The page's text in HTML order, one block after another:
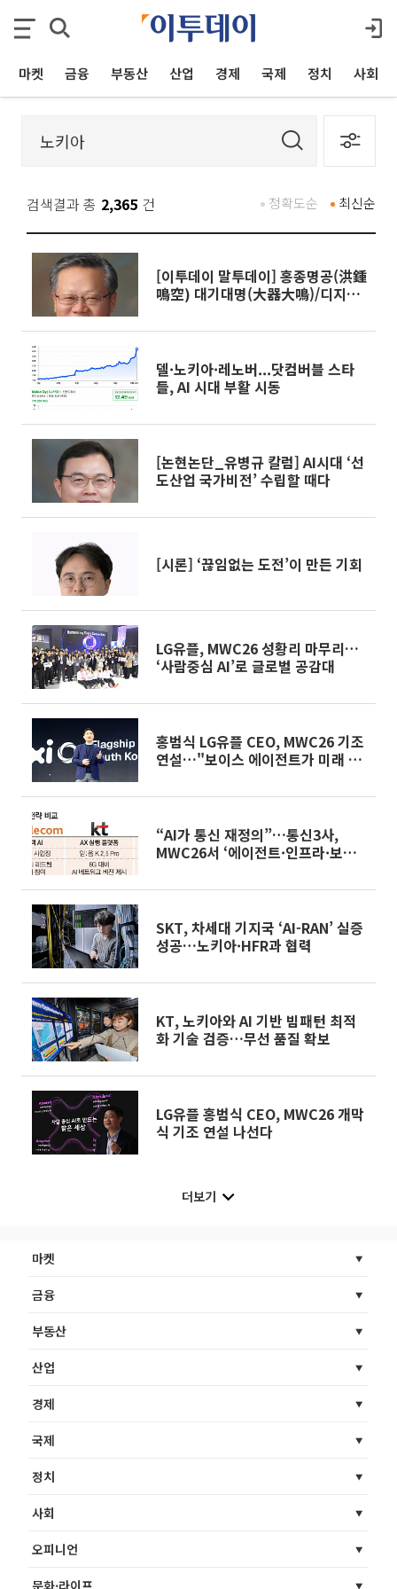
마켓 금융 부동산 산업 경제 국제 정치 사회
검색결과 총 2,365 건 최신순
정확도순
[이투데이 말투데이] 홍종명공(洪鍾
鳴空) 대기대명(大器大鳴)/디지털
델·노키아·레노버...닷컴버블 스타
들, AI 시대 부활 시동
[논현논단_유병규 칼럼] AI시대 ‘선
도산업 국가비전’ 수립할 때다
[시론] ‘끊임없는 도전’이 만든 기회
LG유플, MWC26 성황리 마무리…
‘사람중심 AI’로 글로벌 공감대
홍범식 LG유플 CEO, MWC26 기조
연설…"보이스 에이전트가 미래 소
“AI가 통신 재정의”…통신3사,
MWC26서 ‘에이전트·인프라·보
SKT, 차세대 기지국 ‘AI-RAN’ 실증
성공…노키아·HFR과 협력
KT, 노키아와 AI 기반 빔패턴 최적
화 기술 검증…무선 품질 확보
LG유플 홍범식 CEO, MWC26 개막
식 기조 연설 나선다
더보기
마켓
금융
부동산
산업
경제
국제
정치
사회
오피니언
문화·라이프